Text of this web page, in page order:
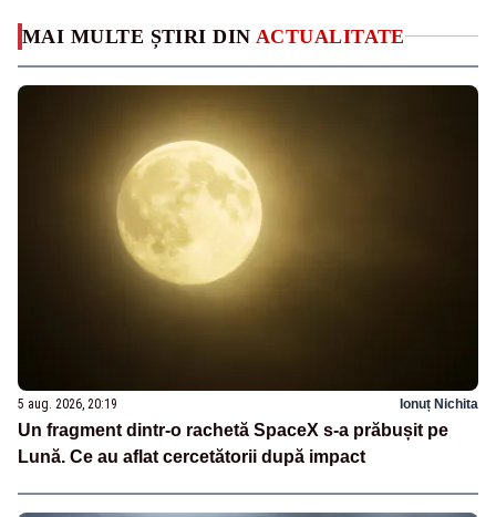
MAI MULTE ȘTIRI DIN ACTUALITATE
5 aug. 2026, 20:19 Ionuț Nichita
Un fragment dintr-o rachetă SpaceX s-a prăbușit pe
Lună. Ce au aflat cercetătorii după impact